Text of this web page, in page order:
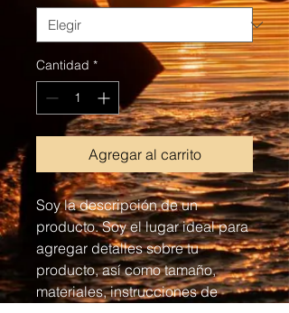
Cantidad *
Agregar al carrito
Soy la descripción de un
producto. Soy el lugar ideal para
agregar detalles sobre tu
producto, así como tamaño,
materiales, instrucciones de